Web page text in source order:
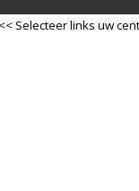
<< Selecteer links uw